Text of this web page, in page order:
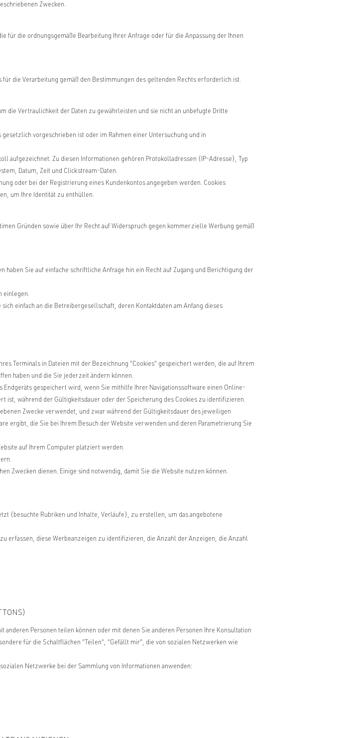
Zwecken.
für die ordnungsgemäße Bearbeitung Ihrer Anfrage oder für die Anpassung der Ihnen
die Verarbeitung gemäß den Bestimmungen des geltenden Rechts erforderlich ist.
die Vertraulichkeit der Daten zu gewährleisten und sie nicht an unbefugte Dritte
vorgeschrieben ist oder im Rahmen einer Untersuchung und in
aufgezeichnet. Zu diesen Informationen gehören Protokolladressen (IP-Adresse), Typ
Datum, Zeit und Clickstream-Daten.
oder bei der Registrierung eines Kundenkontos angegeben werden. Cookies
um Ihre Identität zu enthüllen.
Gründen sowie über Ihr Recht auf Widerspruch gegen kommerzielle Werbung gemäß
Sie auf einfache schriftliche Anfrage hin ein Recht auf Zugang und Berichtigung der
einlegen.
einfach an die Betreibergesellschaft, deren Kontaktdaten am Anfang dieses
Terminals in Dateien mit der Bezeichnung "Cookies" gespeichert werden, die auf Ihrem
haben und die Sie jederzeit ändern können.
gespeichert wird, wenn Sie mithilfe Ihrer Navigationssoftware einen Online-
ist, während der Gültigkeitsdauer oder der Speicherung des Cookies zu identifizieren.
Zwecke verwendet, und zwar während der Gültigkeitsdauer des jeweiligen
ergibt, die Sie bei Ihrem Besuch der Website verwenden und deren Parametrierung Sie
auf Ihrem Computer platziert werden.
Zwecken dienen. Einige sind notwendig, damit Sie die Website nutzen können.
(besuchte Rubriken und Inhalte, Verläufe), zu erstellen, um das angebotene
erfassen, diese Werbeanzeigen zu identifizieren, die Anzahl der Anzeigen, die Anzahl
Personen teilen können oder mit denen Sie anderen Personen Ihre Konsultation
für die Schaltflächen "Teilen", "Gefällt mir", die von sozialen Netzwerken wie
Netzwerke bei der Sammlung von Informationen anwenden: